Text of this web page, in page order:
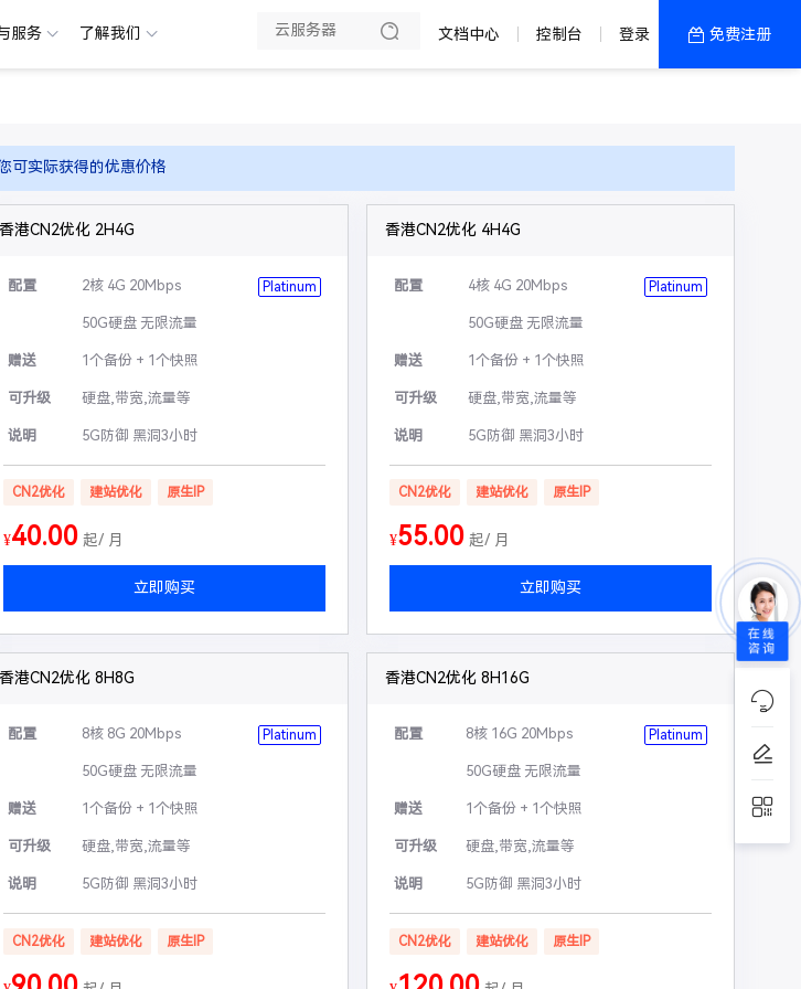
服务
了解我们
文档中心 控制台 登录 免费注册
可实际获得的优惠价格
香港CN2优化 2H4G
配置 2核 4G 20Mbps Platinum
50G硬盘 无限流量
赠送 1个备份 + 1个快照
可升级 硬盘,带宽,流量等
说明 5G防御 黑洞3小时
CN2优化 建站优化 原生IP
¥40.00 起/ 月
立即购买
香港CN2优化 4H4G
配置 4核 4G 20Mbps Platinum
50G硬盘 无限流量
赠送 1个备份 + 1个快照
可升级 硬盘,带宽,流量等
说明 5G防御 黑洞3小时
CN2优化 建站优化 原生IP
¥55.00 起/ 月
立即购买
香港CN2优化 8H8G
配置 8核 8G 20Mbps Platinum
50G硬盘 无限流量
赠送 1个备份 + 1个快照
可升级 硬盘,带宽,流量等
说明 5G防御 黑洞3小时
CN2优化 建站优化 原生IP
香港CN2优化 8H16G
配置 8核 16G 20Mbps Platinum
50G硬盘 无限流量
赠送 1个备份 + 1个快照
可升级 硬盘,带宽,流量等
说明 5G防御 黑洞3小时
CN2优化 建站优化 原生IP
在线
咨询